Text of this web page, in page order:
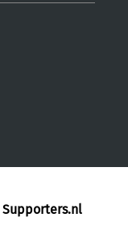
Supporters.nl